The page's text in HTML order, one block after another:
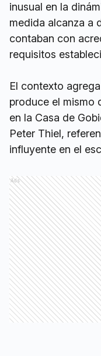
inusual en la
medida alcanza a
contaban con
requisitos
El contexto
produce el mismo
en la Casa de
Peter Thiel,
influyente en el
Ads